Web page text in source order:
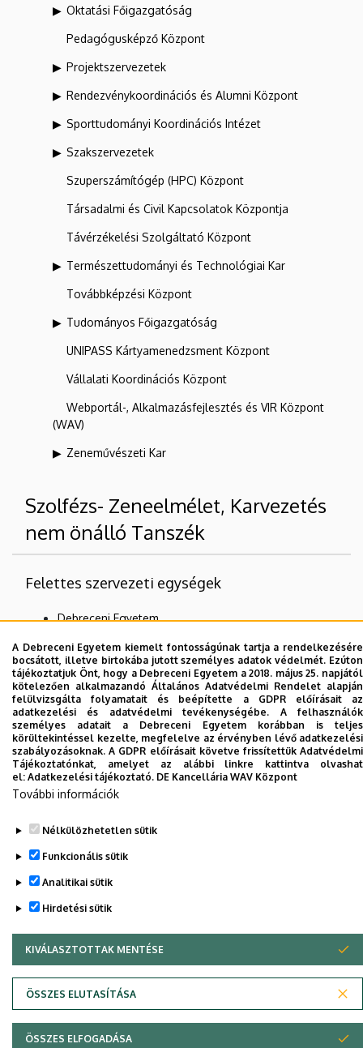
Oktatási Főigazgatóság
Pedagógusképző Központ
Projektszervezetek
Rendezvénykoordinációs és Alumni Központ
Sporttudományi Koordinációs Intézet
Szakszervezetek
Szuperszámítógép (HPC) Központ
Társadalmi és Civil Kapcsolatok Központja
Távérzékelési Szolgáltató Központ
Természettudományi és Technológiai Kar
Továbbképzési Központ
Tudományos Főigazgatóság
UNIPASS Kártyamenedzsment Központ
Vállalati Koordinációs Központ
Webportál-, Alkalmazásfejlesztés és VIR Központ
(WAV)
Zeneművészeti Kar
Szolfézs- Zeneelmélet, Karvezetés
nem önálló Tanszék
Felettes szervezeti egységek
Debreceni Egyetem
Zeneművészeti Kar
Dolgozói adatmódosítás igénylése a DE
telefonkönyvében|Külső személyek rögzítése a
DE telefonkönyvében|Súgó|Hibabejelentés
Szerzői jog © 2026 Unideb
A Debreceni Egyetem kiemelt fontosságúnak tartja a rendelkezésére
bocsátott, illetve birtokába jutott személyes adatok védelmét. Ezúton
tájékoztatjuk Önt, hogy a Debreceni Egyetem a 2018. május 25. napjától
kötelezően alkalmazandó Általános Adatvédelmi Rendelet alapján
felülvizsgálta folyamatait és beépítette a GDPR előírásait az
adatkezelési és adatvédelmi tevékenységébe. A felhasználók
személyes adatait a Debreceni Egyetem korábban is teljes
körültekintéssel kezelte, megfelelve az érvényben lévő adatkezelési
szabályozásoknak. A GDPR előírásait követve frissítettük Adatvédelmi
Tájékoztatónkat, amelyet az alábbi linkre kattintva olvashat
el: Adatkezelési tájékoztató. DE Kancellária WAV Központ
További információk
Nélkülözhetetlen sütik
Funkcionális sütik
Analitikai sütik
Hirdetési sütik
KIVÁLASZTOTTAK MENTÉSE
ÖSSZES ELUTASÍTÁSA
WITHDRAW CONSENT
ÖSSZES ELFOGADÁSA